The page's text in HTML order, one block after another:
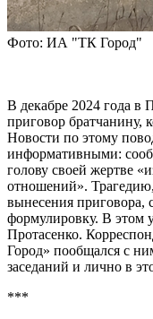
Фото: ИА "ТК Город"
В декабре 2024 года в
приговор братчанину,
Новости по этому
информативными:
голову своей жертве
отношений».
вынесения приговора,
формулировку. В этом
Протасенко.
Город» пообщался с
заседаний и лично в
***